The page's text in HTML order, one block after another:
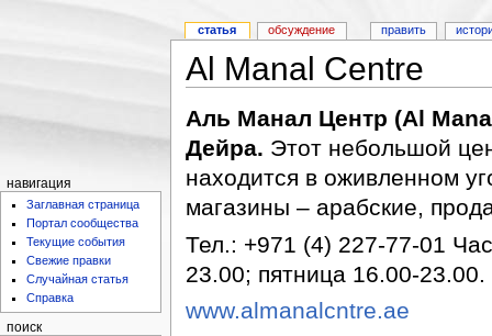
Al Manal Centre
Аль Манал Центр (Al
Дейра. Этот небольшой
находится в оживленном
магазины – арабские,
Тел.: +971 (4) 227-77-01
23.00; пятница 16.00-23.00.
www.almanalcntre.ae
статья обсуждение править
навигация
Заглавная страница
Портал сообщества
Текущие события
Свежие правки
Случайная статья
Справка
поиск